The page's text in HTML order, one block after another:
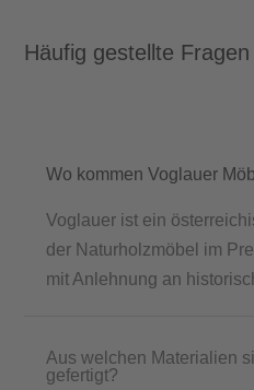
Häufig gestellte Fragen
Wo kommen Voglauer
Voglauer ist ein
der Naturholzmöbel im
mit Anlehnung an
Aus welchen Materialien
gefertigt?